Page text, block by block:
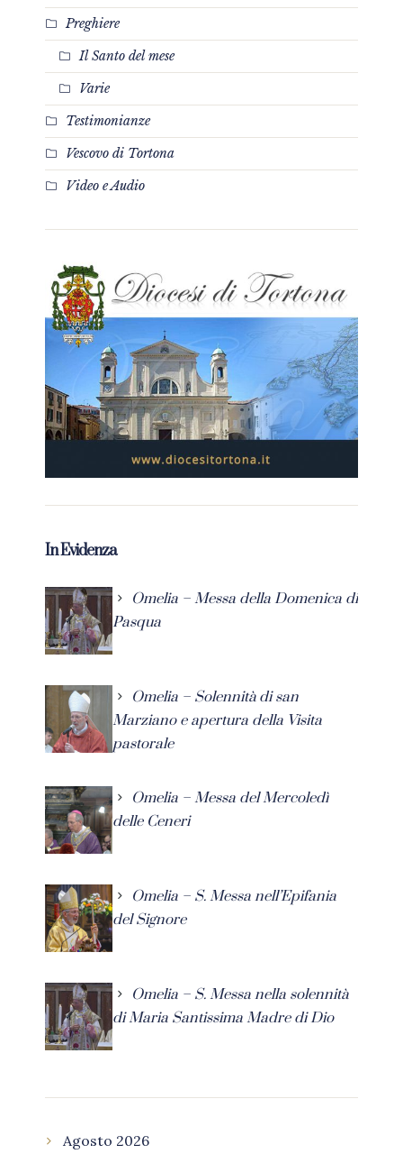
Preghiere
Il Santo del mese
Varie
Testimonianze
Vescovo di Tortona
Video e Audio
In Evidenza
Omelia – Messa della Domenica di
Pasqua
Omelia – Solennità di san
Marziano e apertura della Visita
pastorale
Omelia – Messa del Mercoledì
delle Ceneri
Omelia – S. Messa nell’Epifania
del Signore
Omelia – S. Messa nella solennità
di Maria Santissima Madre di Dio
Agosto 2026